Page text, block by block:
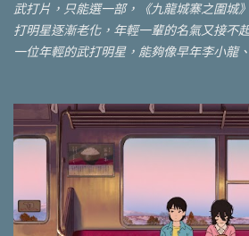
武打片，只能選一部，《九龍城寨之圍城
打明星逐漸老化，年輕一輩的名氣又接不
一位年輕的武打明星，能夠像早年李小龍
比較讓台灣人認識的只有古天樂、洪金寶
人。 雖然好看，但是在台灣上映，必定是
這幾年一直式微中，一年看不到幾部，五
死還有類似的電影「滅世男孩」。預告片
覺也比《九龍城寨之圍城》這類硬漢片來
境或檔期上都非常吃虧，那還有什麼觀看